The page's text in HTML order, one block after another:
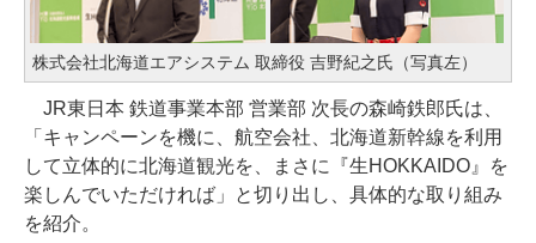
株式会社北海道エアシステム 取締役 吉野紀之氏（写真左）
JR東日本 鉄道事業本部 営業部 次長の森崎鉄郎氏は、
「キャンペーンを機に、航空会社、北海道新幹線を利用
して立体的に北海道観光を、まさに『生HOKKAIDO』を
楽しんでいただければ」と切り出し、具体的な取り組み
を紹介。